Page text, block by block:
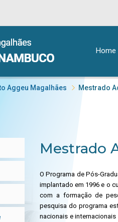
Home
Aggeu Magalhães Mestrado
Mestrado
O Programa de Pós-
implantado em 1996 e o
com a formação de
pesquisa do programa
nacionais e